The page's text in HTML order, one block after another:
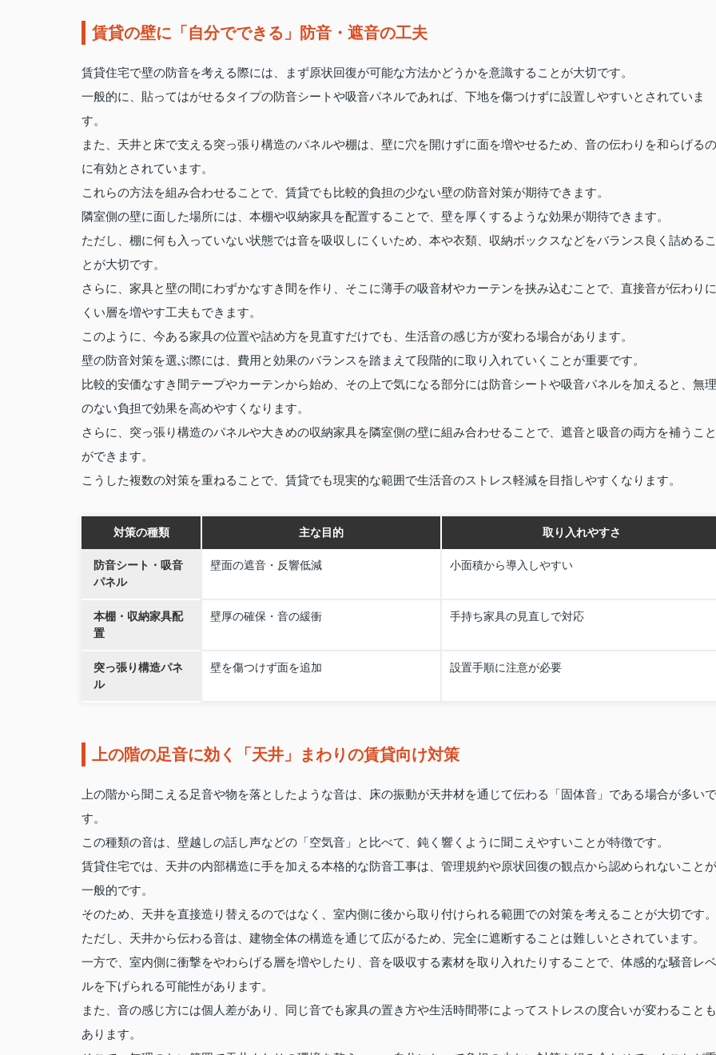
賃貸の壁に「自分でできる」防音・遮音の工夫
賃貸住宅で壁の防音を考える際には、まず原状回復が可能な方法かどうかを意識することが大切です。
一般的に、貼ってはがせるタイプの防音シートや吸音パネルであれば、下地を傷つけずに設置しやすいとされていま
す。
また、天井と床で支える突っ張り構造のパネルや棚は、壁に穴を開けずに面を増やせるため、音の伝わりを和らげるの
に有効とされています。
これらの方法を組み合わせることで、賃貸でも比較的負担の少ない壁の防音対策が期待できます。
隣室側の壁に面した場所には、本棚や収納家具を配置することで、壁を厚くするような効果が期待できます。
ただし、棚に何も入っていない状態では音を吸収しにくいため、本や衣類、収納ボックスなどをバランス良く詰めるこ
とが大切です。
さらに、家具と壁の間にわずかなすき間を作り、そこに薄手の吸音材やカーテンを挟み込むことで、直接音が伝わりに
くい層を増やす工夫もできます。
このように、今ある家具の位置や詰め方を見直すだけでも、生活音の感じ方が変わる場合があります。
壁の防音対策を選ぶ際には、費用と効果のバランスを踏まえて段階的に取り入れていくことが重要です。
比較的安価なすき間テープやカーテンから始め、その上で気になる部分には防音シートや吸音パネルを加えると、無理
のない負担で効果を高めやすくなります。
さらに、突っ張り構造のパネルや大きめの収納家具を隣室側の壁に組み合わせることで、遮音と吸音の両方を補うこと
ができます。
こうした複数の対策を重ねることで、賃貸でも現実的な範囲で生活音のストレス軽減を目指しやすくなります。
対策の種類 主な目的 取り入れやすさ
防音シート・吸音
パネル
壁面の遮音・反響低減 小面積から導入しやすい
本棚・収納家具配
置
壁厚の確保・音の緩衝 手持ち家具の見直しで対応
突っ張り構造パネ
ル
壁を傷つけず面を追加 設置手順に注意が必要
上の階の足音に効く「天井」まわりの賃貸向け対策
上の階から聞こえる足音や物を落としたような音は、床の振動が天井材を通じて伝わる「固体音」である場合が多いで
す。
この種類の音は、壁越しの話し声などの「空気音」と比べて、鈍く響くように聞こえやすいことが特徴です。
賃貸住宅では、天井の内部構造に手を加える本格的な防音工事は、管理規約や原状回復の観点から認められないことが
一般的です。
そのため、天井を直接造り替えるのではなく、室内側に後から取り付けられる範囲での対策を考えることが大切です。
ただし、天井から伝わる音は、建物全体の構造を通じて広がるため、完全に遮断することは難しいとされています。
一方で、室内側に衝撃をやわらげる層を増やしたり、音を吸収する素材を取り入れたりすることで、体感的な騒音レベ
ルを下げられる可能性があります。
また、音の感じ方には個人差があり、同じ音でも家具の置き方や生活時間帯によってストレスの度合いが変わることも
あります。